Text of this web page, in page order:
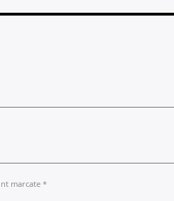
marcate *